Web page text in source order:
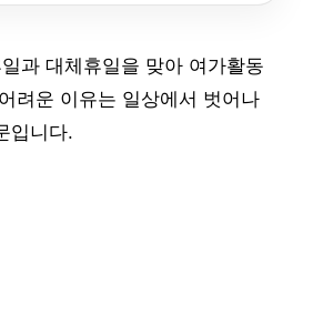
과 대체휴일을 맞아 여가활동
려운 이유는 일상에서 벗어나
입니다.